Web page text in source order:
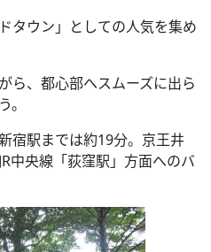
タウン」としての人気を集め
ら、都心部へスムーズに出ら
。
宿駅までは約19分。京王井
中央線「荻窪駅」方面へのバ